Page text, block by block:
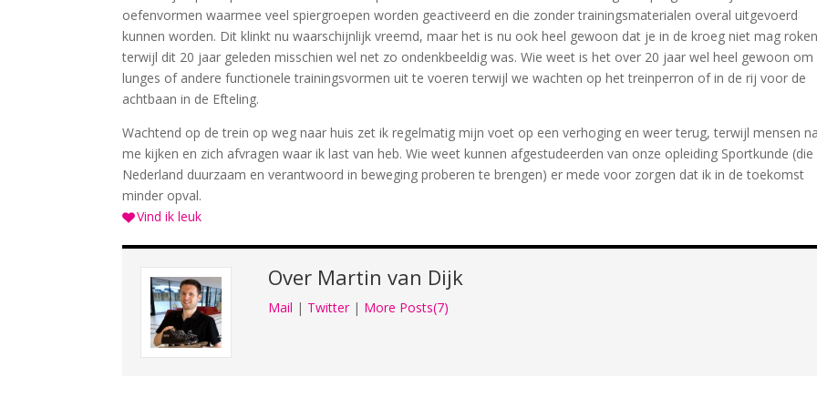
oefenvormen waarmee veel spiergroepen worden geactiveerd en die zonder trainingsmaterialen overal uitgevoerd
kunnen worden. Dit klinkt nu waarschijnlijk vreemd, maar het is nu ook heel gewoon dat je in de kroeg niet mag
terwijl dit 20 jaar geleden misschien wel net zo ondenkbeeldig was. Wie weet is het over 20 jaar wel heel gewoon om
lunges of andere functionele trainingsvormen uit te voeren terwijl we wachten op het treinperron of in de rij voor de
achtbaan in de Efteling.
Wachtend op de trein op weg naar huis zet ik regelmatig mijn voet op een verhoging en weer terug, terwijl mensen
me kijken en zich afvragen waar ik last van heb. Wie weet kunnen afgestudeerden van onze opleiding Sportkunde (die
Nederland duurzaam en verantwoord in beweging proberen te brengen) er mede voor zorgen dat ik in de toekomst
minder opval.
Vind ik leuk
Over Martin van Dijk
Mail | Twitter | More Posts(7)